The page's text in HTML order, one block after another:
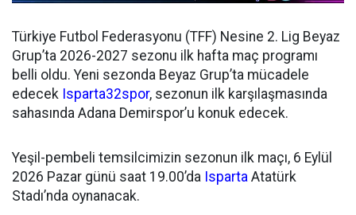
Türkiye Futbol Federasyonu (TFF) Nesine 2. Lig Beyaz
Grup’ta 2026-2027 sezonu ilk hafta maç programı
belli oldu. Yeni sezonda Beyaz Grup’ta mücadele
edecek Isparta32spor, sezonun ilk karşılaşmasında
sahasında Adana Demirspor’u konuk edecek.
Yeşil-pembeli temsilcimizin sezonun ilk maçı, 6 Eylül
2026 Pazar günü saat 19.00’da Isparta Atatürk
Stadı’nda oynanacak.